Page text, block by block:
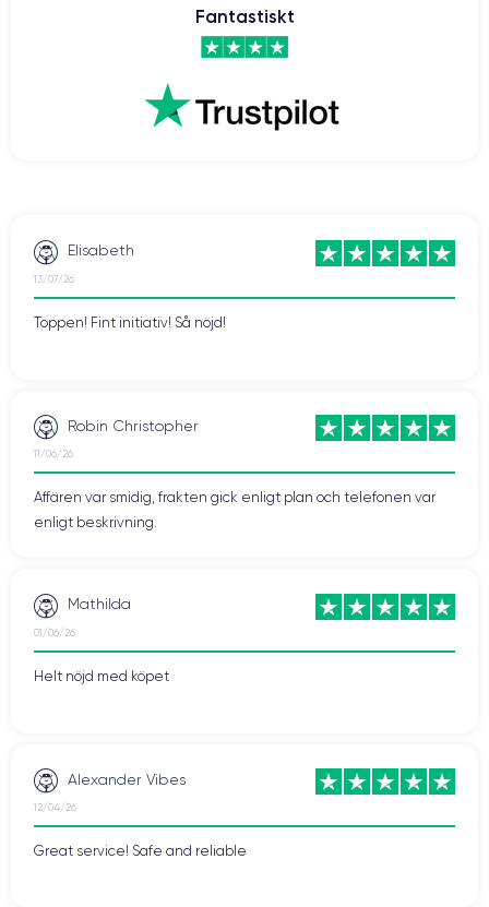
Fantastiskt
Elisabeth
13/07/26
Toppen! Fint initiativ! Så nöjd!
Robin Christopher
11/06/26
Affären var smidig, frakten gick enligt plan och telefonen var
enligt beskrivning.
Mathilda
01/06/26
Helt nöjd med köpet
Alexander Vibes
12/04/26
Great service! Safe and reliable